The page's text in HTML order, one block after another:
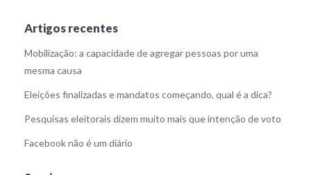
Artigos recentes
Mobilização: a capacidade de agregar pessoas por uma
mesma causa
Eleições finalizadas e mandatos começando, qual é a dica?
Pesquisas eleitorais dizem muito mais que intenção de voto
Facebook não é um diário